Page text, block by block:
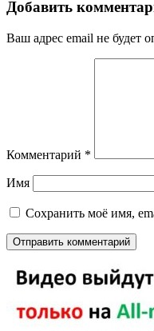
Добавить
Ваш адрес email не будет
Комментарий *
Имя
Сохранить моё имя,